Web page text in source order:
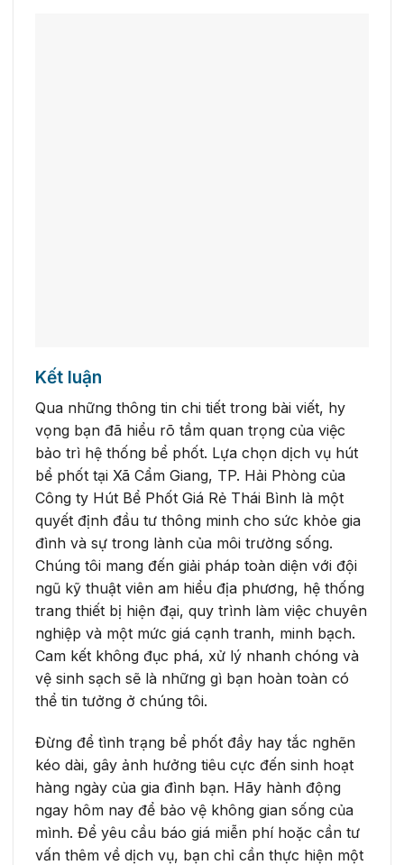
Kết luận
Qua những thông tin chi tiết trong bài viết, hy
vọng bạn đã hiểu rõ tầm quan trọng của việc
bảo trì hệ thống bể phốt. Lựa chọn dịch vụ hút
bể phốt tại Xã Cẩm Giang, TP. Hải Phòng của
Công ty Hút Bể Phốt Giá Rẻ Thái Bình là một
quyết định đầu tư thông minh cho sức khỏe gia
đình và sự trong lành của môi trường sống.
Chúng tôi mang đến giải pháp toàn diện với đội
ngũ kỹ thuật viên am hiểu địa phương, hệ thống
trang thiết bị hiện đại, quy trình làm việc chuyên
nghiệp và một mức giá cạnh tranh, minh bạch.
Cam kết không đục phá, xử lý nhanh chóng và
vệ sinh sạch sẽ là những gì bạn hoàn toàn có
thể tin tưởng ở chúng tôi.
Đừng để tình trạng bể phốt đầy hay tắc nghẽn
kéo dài, gây ảnh hưởng tiêu cực đến sinh hoạt
hàng ngày của gia đình bạn. Hãy hành động
ngay hôm nay để bảo vệ không gian sống của
mình. Để yêu cầu báo giá miễn phí hoặc cần tư
vấn thêm về dịch vụ, bạn chỉ cần thực hiện một